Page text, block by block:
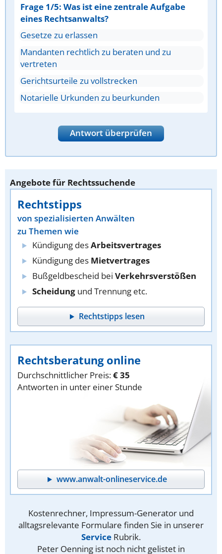
Frage 1/5: Was ist eine zentrale Aufgabe
eines Rechtsanwalts?
Gesetze zu erlassen
Mandanten rechtlich zu beraten und zu
vertreten
Gerichtsurteile zu vollstrecken
Notarielle Urkunden zu beurkunden
Antwort überprüfen
Angebote für Rechtssuchende
Rechtstipps
von spezialisierten Anwälten
zu Themen wie
Kündigung desArbeitsvertrages
Kündigung des Mietvertrages
Bußgeldbescheid bei Verkehrsverstößen
Scheidung und Trennung etc.
Rechtstipps lesen
Rechtsberatung online
Durchschnittlicher Preis:€ 35
Antworten in unter einer Stunde
www.anwalt-onlineservice.de
Kostenrechner, Impressum-Generator und
alltagsrelevante Formulare finden Sie in unserer
Service Rubrik.
Peter Oenning ist noch nicht gelistet in